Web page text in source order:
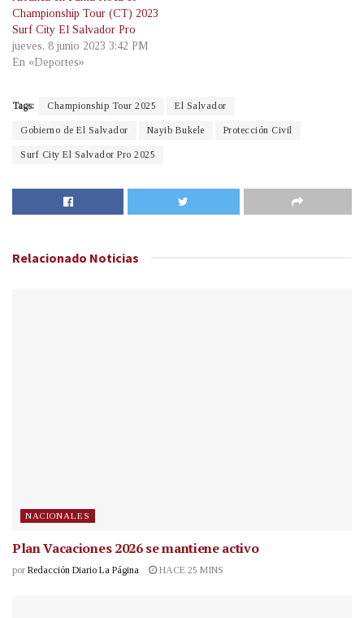
Championship Tour (CT) 2023
Surf City El Salvador Pro
jueves, 8 junio 2023 3:42 PM
En «Deportes»
Tags: Championship Tour 2025 El Salvador
Gobierno de El Salvador Nayib Bukele Protección Civil
Surf City El Salvador Pro 2025
Relacionado Noticias
NACIONALES
Plan Vacaciones 2026 se mantiene activo
por Redacción Diario La Página HACE 25 MINS